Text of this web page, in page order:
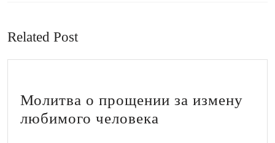
Related Post
Молитва о прощении за измену
любимого человека